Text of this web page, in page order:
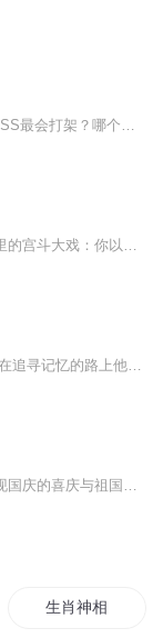
生肖神相